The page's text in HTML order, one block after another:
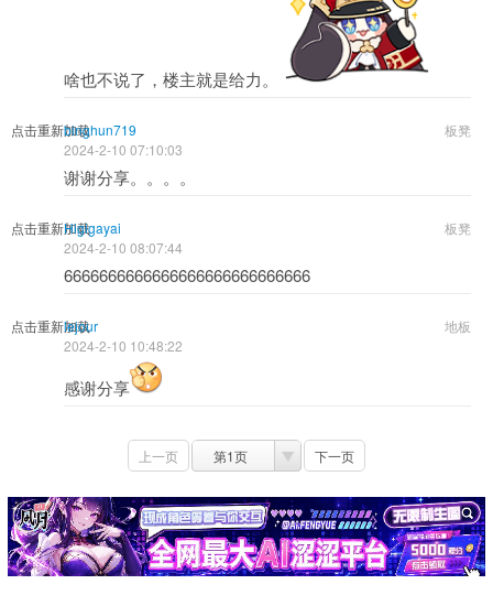
啥也不说了，楼主就是给力。
点击重新加载 板凳
binghun719
2024-2-10 07:10:03
谢谢分享。。。。
点击重新加载 板凳
Higigayai
2024-2-10 08:07:44
6666666666666666666666666666
点击重新加载 地板
lejour
2024-2-10 10:48:22
感谢分享
上一页 第1页 下一页